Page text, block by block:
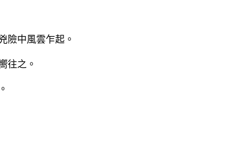
險中風雲乍起。
往之。